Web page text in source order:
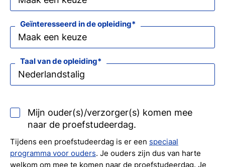
Geïnteresseerd in de opleiding
Taal van de opleiding
Mijn ouder(s)/verzorger(s) komen mee
naar de proefstudeerdag.
Tijdens een proefstudeerdag is er een speciaal
programma voor ouders. Je ouders zijn dus van harte
welkom om mee te komen naar de proefstudeerdag. Je